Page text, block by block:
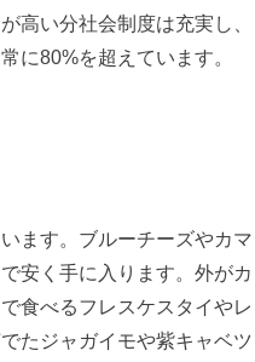
高い分社会制度は充実し、
に80%を超えています。
ます。ブルーチーズやカマ
安く手に入ります。外がカ
食べるフレスケスタイやレ
たジャガイモや紫キャベツ